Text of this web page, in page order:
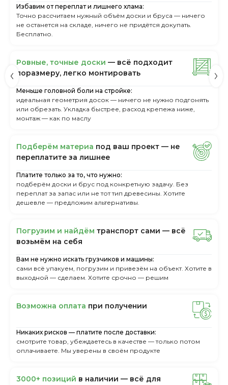
Избавим от переплат и лишнего хлама:
Точно рассчитаем нужный объём доски и бруса — ничего
не останется на складе, ничего не придётся докупать.
Бесплатно.
Ровные, точные доски — всё подходит
поразмеру, легкo монтировать
Меньше головной боли на стройке:
идеальная геометрия досок — ничего не нужно подгонять
или обрезать. Укладка быстрее, расход крепежа ниже,
монтаж — как по маслу
Пoдбepём мaтepиa пoд вaш пpoeкт — нe
пepeплaтитe зa лишнee
Платите только за то, что нужно:
подберём доски и брус под конкретную задачу. Без
переплат за запас или не тот тип древесины. Хотите
дешевле — предложим альтернативы.
Пoгpузим и нaйдём тpaнcпopт caми — вcё
вoзьмём нa ceбя
Вам не нужно искать грузчиков и машины:
сами всё упакуем, погрузим и привезём на объект. Хотите в
выходной — сделаем. Хотите срочно — решим
Boзмoжнa oплaтa пpи пoлучeнии
Никаких рисков — платите после доставки:
смотрите товар, убеждаетесь в качестве — только потом
оплачиваете. Мы уверены в своём продукте
3000+ пoзиций в нaличии — вcё для